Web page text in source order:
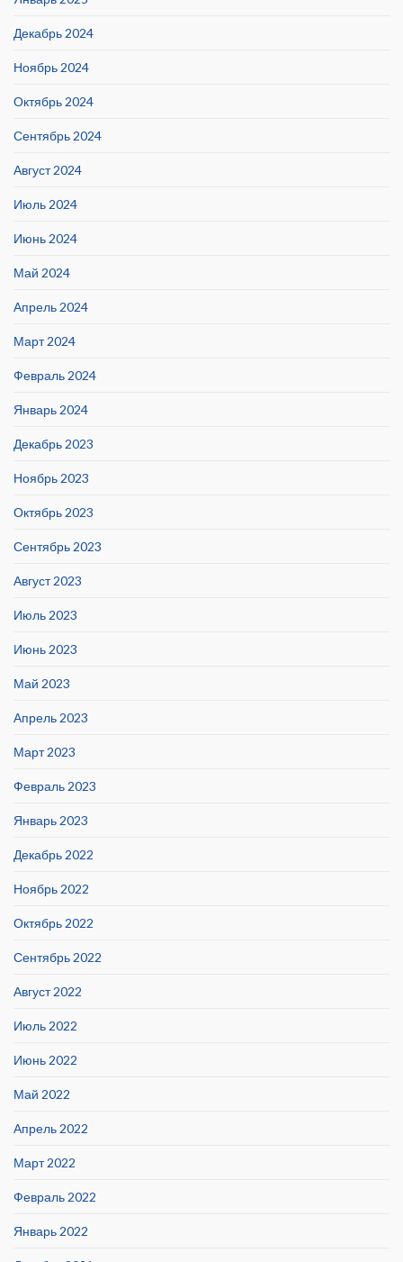
Декабрь 2024
Ноябрь 2024
Октябрь 2024
Сентябрь 2024
Август 2024
Июль 2024
Июнь 2024
Май 2024
Апрель 2024
Март 2024
Февраль 2024
Январь 2024
Декабрь 2023
Ноябрь 2023
Октябрь 2023
Сентябрь 2023
Август 2023
Июль 2023
Июнь 2023
Май 2023
Апрель 2023
Март 2023
Февраль 2023
Январь 2023
Декабрь 2022
Ноябрь 2022
Октябрь 2022
Сентябрь 2022
Август 2022
Июль 2022
Июнь 2022
Май 2022
Апрель 2022
Март 2022
Февраль 2022
Январь 2022